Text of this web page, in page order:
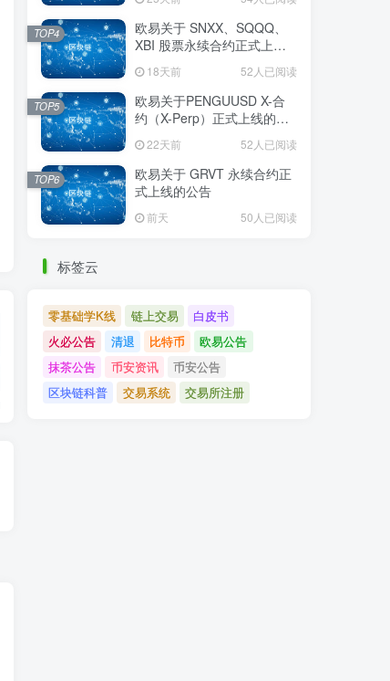
「欧易OKX」关于支持BNB Smart Chain（BEP20）网络升级和硬分叉的公告
欧易关于 SNXX、SQQQ、
XBI 股票永续合约正式上线
18天前 52人已阅读
TOP4
欧易关于PENGUUSD X-合
约（X-Perp）正式上线的公
22天前 52人已阅读
TOP5
欧易关于 GRVT 永续合约正
式上线的公告
前天 50人已阅读
TOP6
标签云
零基础学K线 链上交易
白皮书
火必公告
清退 比特币
欧易公告
抹茶公告
币安资讯
币安公告
区块链科普
交易系统 交易所注册